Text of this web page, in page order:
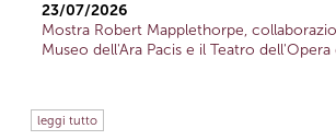
23/07/2026
Mostra Robert Mapplethorpe,
Museo dell'Ara Pacis e il Teatro dell'Opera
leggi tutto